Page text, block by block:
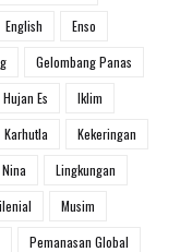
English
Enso
Gelombang Panas
Hujan Es
Iklim
Karhutla
Kekeringan
Lingkungan
Musim
Pemanasan Global